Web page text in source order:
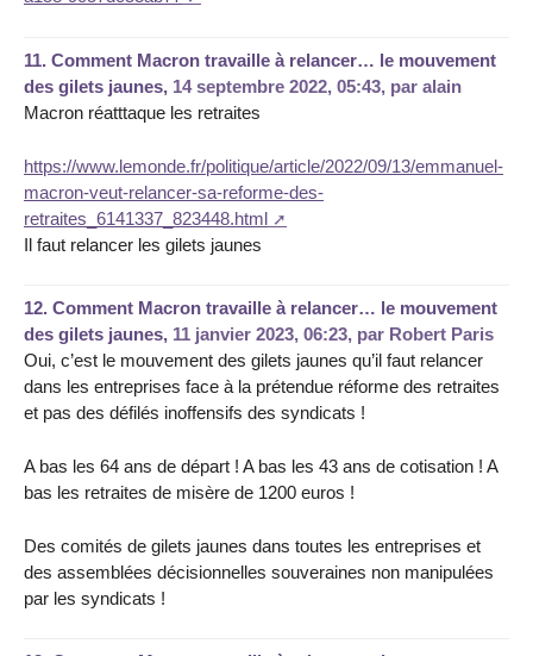
11. Comment Macron travaille à relancer… le mouvement
des gilets jaunes, 14 septembre 2022, 05:43, par alain
Macron réatttaque les retraites
https://www.lemonde.fr/politique/article/2022/09/13/emmanuel-
macron-veut-relancer-sa-reforme-des-
retraites_6141337_823448.html
Il faut relancer les gilets jaunes
12. Comment Macron travaille à relancer… le mouvement
des gilets jaunes, 11 janvier 2023, 06:23, par Robert Paris
Oui, c’est le mouvement des gilets jaunes qu’il faut relancer
dans les entreprises face à la prétendue réforme des retraites
et pas des défilés inoffensifs des syndicats !
A bas les 64 ans de départ ! A bas les 43 ans de cotisation ! A
bas les retraites de misère de 1200 euros !
Des comités de gilets jaunes dans toutes les entreprises et
des assemblées décisionnelles souveraines non manipulées
par les syndicats !